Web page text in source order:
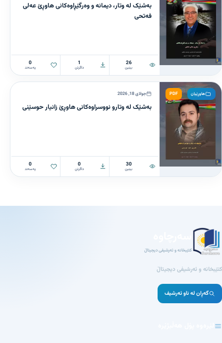
بەشێک لە وتار، دیمانە و وەرگێڕاوەکانی هاوڕێ عەلی
فەتحی
26
بینین
1
داگرتن
0
پەسەند
هاوڕێیان PDF جولای 18, 2026
بەشێک لە وتارو نووسراوەکانی هاوڕێ زانیار حوسێنی
30
بینین
0
داگرتن
0
پەسەند
کتێبخانە و ئەرشیفی دیجیتاڵ
کتێبخانە و ئەرشیفی دیجیتاڵ
گەڕان لە ناو ئەرشیف